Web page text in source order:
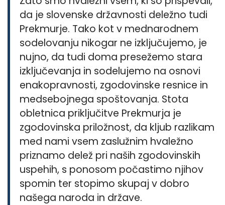
da je slovenske državnosti deležno tudi
Prekmurje. Tako kot v mednarodnem
sodelovanju nikogar ne izključujemo, je
nujno, da tudi doma presežemo stara
izključevanja in sodelujemo na osnovi
enakopravnosti, zgodovinske resnice in
medsebojnega spoštovanja. Stota
obletnica priključitve Prekmurja je
zgodovinska priložnost, da kljub razlikam
med nami vsem zaslužnim hvaležno
priznamo delež pri naših zgodovinskih
uspehih, s ponosom počastimo njihov
spomin ter stopimo skupaj v dobro
našega naroda in države.